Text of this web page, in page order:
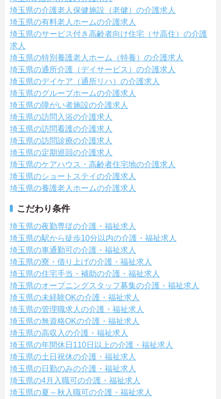
埼玉県の介護老人保健施設（老健）の介護求人
埼玉県の有料老人ホームの介護求人
埼玉県のサービス付き高齢者向け住宅（サ高住）の介護
求人
埼玉県の特別養護老人ホーム（特養）の介護求人
埼玉県の通所介護（デイサービス）の介護求人
埼玉県のデイケア（通所リハ）の介護求人
埼玉県のグループホームの介護求人
埼玉県の障がい者施設の介護求人
埼玉県の訪問入浴の介護求人
埼玉県の訪問看護の介護求人
埼玉県の訪問診療の介護求人
埼玉県の定期巡回の介護求人
埼玉県のケアハウス・高齢者住宅地の介護求人
埼玉県のショートステイの介護求人
埼玉県の養護老人ホームの介護求人
こだわり条件
埼玉県の夜勤専従の介護・福祉求人
埼玉県の駅から徒歩10分以内の介護・福祉求人
埼玉県の車通勤可の介護・福祉求人
埼玉県の寮・借り上げの介護・福祉求人
埼玉県の住宅手当・補助の介護・福祉求人
埼玉県のオープニングスタッフ募集の介護・福祉求人
埼玉県の未経験OKの介護・福祉求人
埼玉県の管理職求人の介護・福祉求人
埼玉県の無資格OKの介護・福祉求人
埼玉県の高収入の介護・福祉求人
埼玉県の年間休日110日以上の介護・福祉求人
埼玉県の土日祝休の介護・福祉求人
埼玉県の日勤のみの介護・福祉求人
埼玉県の4月入職可の介護・福祉求人
埼玉県の夏～秋入職可の介護・福祉求人